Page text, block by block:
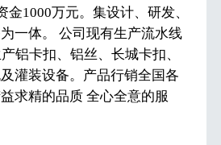
金1000万元。集设计、研发、
一体。 公司现有生产流水线
铝卡扣、铝丝、长城卡扣、
灌装设备。产品行销全国各
求精的品质 全心全意的服